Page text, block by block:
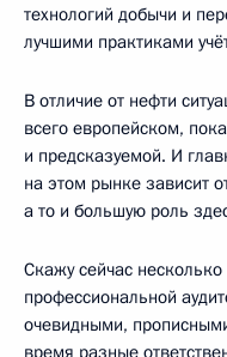
технологий добычи и
лучшими практиками
В отличие от нефти
всего европейском,
и предсказуемой. И
на этом рынке зависит
а то и большую роль
Скажу сейчас
профессиональной
очевидными,
время разные